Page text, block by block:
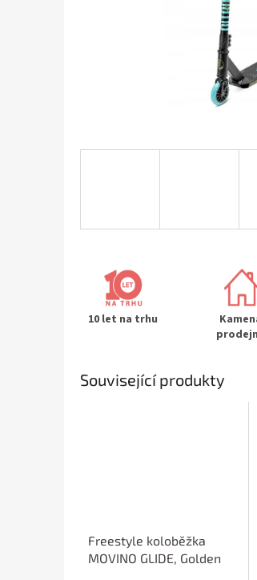
10 let na trhu
Související produkty
Freestyle koloběžka
MOVINO GLIDE, Golden